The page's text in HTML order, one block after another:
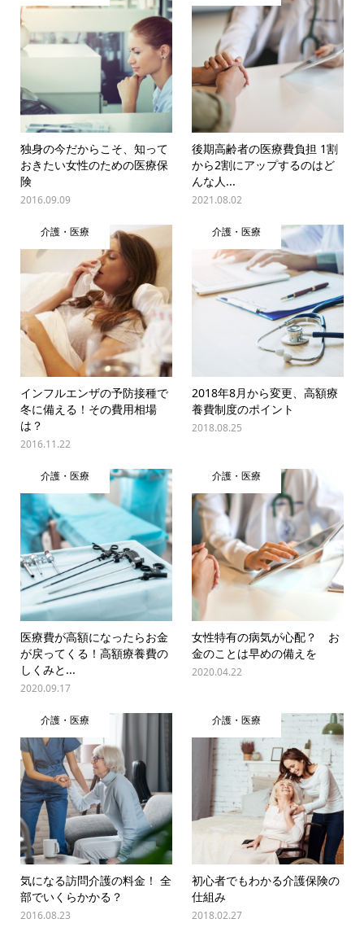
独身の今だからこそ、知って
おきたい女性のための医療保
険
2016.09.09
後期高齢者の医療費負担 1割
から2割にアップするのはど
んな人...
2021.08.02
介護・医療
インフルエンザの予防接種で
冬に備える！その費用相場
は？
2016.11.22
介護・医療
2018年8月から変更、高額療
養費制度のポイント
2018.08.25
介護・医療
医療費が高額になったらお金
が戻ってくる！高額療養費の
しくみと...
2020.09.17
介護・医療
女性特有の病気が心配？ お
金のことは早めの備えを
2020.04.22
介護・医療
気になる訪問介護の料金！ 全
部でいくらかかる？
2016.08.23
介護・医療
初心者でもわかる介護保険の
仕組み
2018.02.27